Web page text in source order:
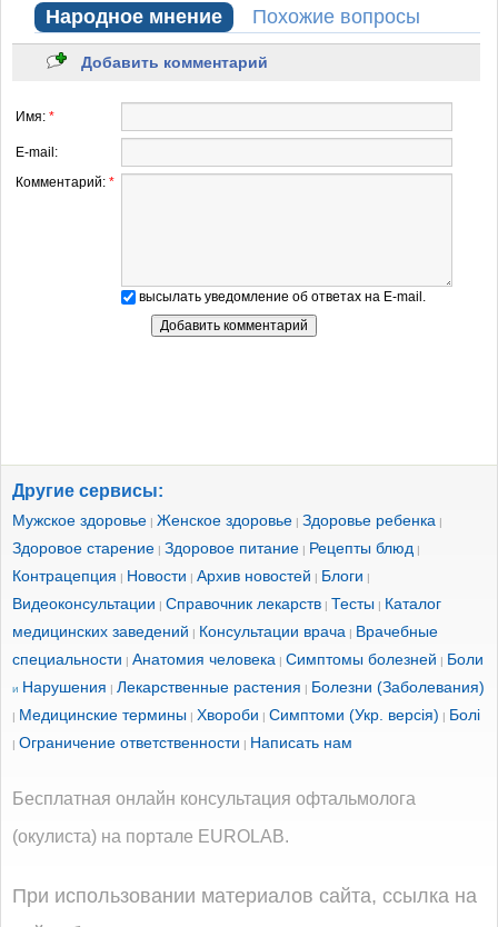
Народное мнение Похожие вопросы
Добавить комментарий
Имя: *
E-mail:
Комментарий: *
высылать уведомление об ответах на E-mail.
Другие сервисы:
Мужское здоровье | Женское здоровье | Здоровье ребенка |
Здоровое старение | Здоровое питание | Рецепты блюд |
Контрацепция | Новости | Архив новостей | Блоги |
Видеоконсультации | Справочник лекарств | Тесты | Каталог
медицинских заведений | Консультации врача | Врачебные
специальности | Анатомия человека | Симптомы болезней | Боли
и Нарушения | Лекарственные растения | Болезни (Заболевания)
| Медицинские термины | Хвороби | Симптоми (Укр. версія) | Болі
| Ограничение ответственности | Написать нам
Бесплатная онлайн консультация офтальмолога
(окулиста) на портале EUROLAB.
При использовании материалов сайта, ссылка на